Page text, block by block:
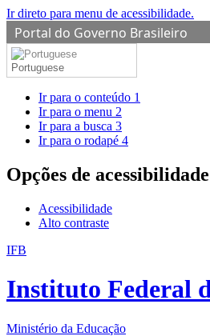
Ir direto para menu de acessibilidade.
Portal do Governo Brasileiro
Portuguese
Ir para o conteúdo 1
Ir para o menu 2
Ir para a busca 3
Ir para o rodapé 4
Opções de acessibilidade
Acessibilidade
Alto contraste
IFB
Instituto Federal
Ministério da Educação